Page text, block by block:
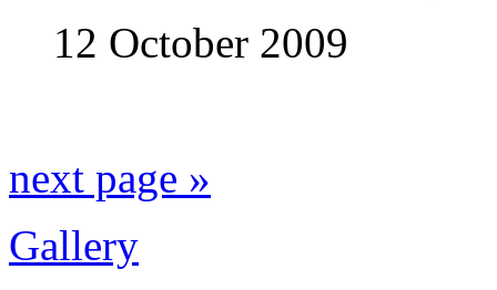
12 October 2009
next page »
Gallery